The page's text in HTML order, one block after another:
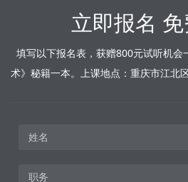
立即报名
填写以下报名表，获赠800元试听机会
术》秘籍一本。上课地点：重庆市江北